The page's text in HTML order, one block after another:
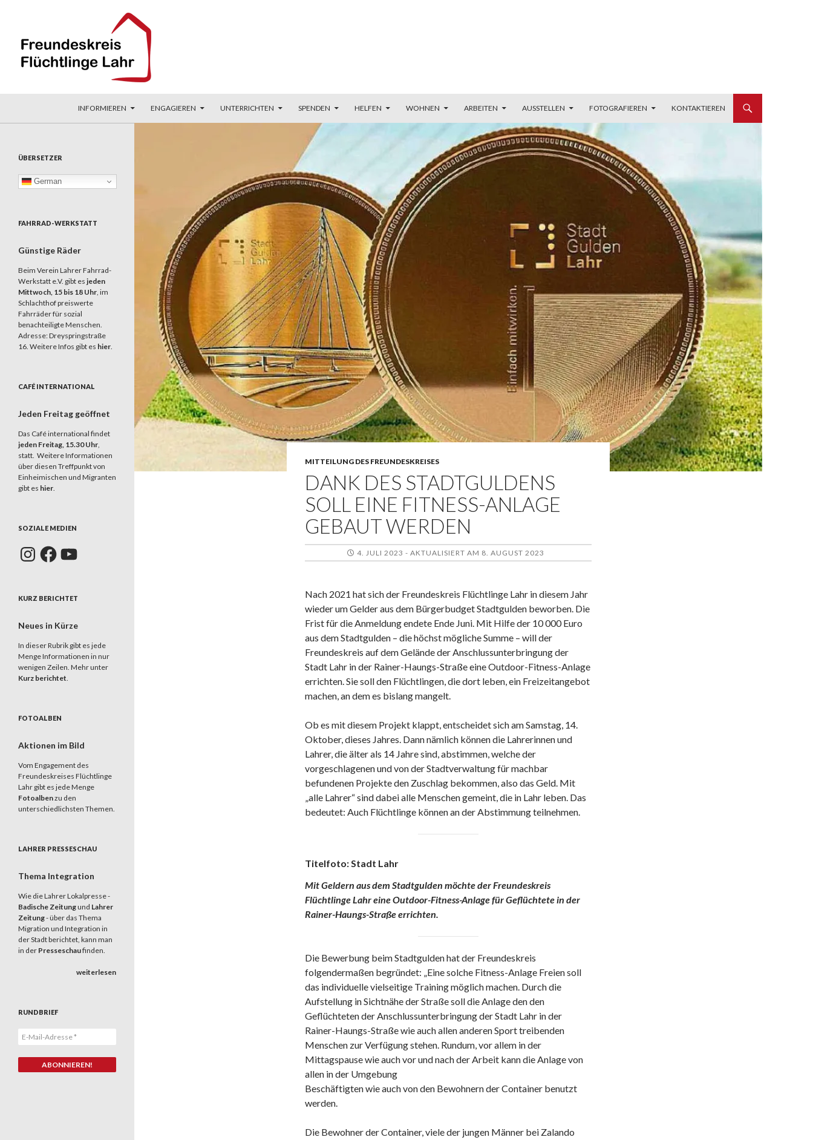
Freundeskreis Flüchtlinge Lahr
INFORMIEREN ENGAGIEREN UNTERRICHTEN SPENDEN HELFEN WOHNEN ARBEITEN AUSSTELLEN FOTOGRAFIEREN KONTAKTIEREN
MITTEILUNG DES FREUNDESKREISES
DANK DES STADTGULDENS
SOLL EINE FITNESS-ANLAGE
GEBAUT WERDEN
4. JULI 2023 - AKTUALISIERT AM 8. AUGUST 2023
Nach 2021 hat sich der Freundeskreis Flüchtlinge Lahr in diesem Jahr
wieder um Gelder aus dem Bürgerbudget Stadtgulden beworben. Die
Frist für die Anmeldung endete Ende Juni. Mit Hilfe der 10 000 Euro
aus dem Stadtgulden – die höchst mögliche Summe – will der
Freundeskreis auf dem Gelände der Anschlussunterbringung der
Stadt Lahr in der Rainer-Haungs-Straße eine Outdoor-Fitness-Anlage
errichten. Sie soll den Flüchtlingen, die dort leben, ein Freizeitangebot
machen, an dem es bislang mangelt.
Ob es mit diesem Projekt klappt, entscheidet sich am Samstag, 14.
Oktober, dieses Jahres. Dann nämlich können die Lahrerinnen und
Lahrer, die älter als 14 Jahre sind, abstimmen, welche der
vorgeschlagenen und von der Stadtverwaltung für machbar
befundenen Projekte den Zuschlag bekommen, also das Geld. Mit
„alle Lahrer“ sind dabei alle Menschen gemeint, die in Lahr leben. Das
bedeutet: Auch Flüchtlinge können an der Abstimmung teilnehmen.
Titelfoto: Stadt Lahr
Mit Geldern aus dem Stadtgulden möchte der Freundeskreis
Flüchtlinge Lahr eine Outdoor-Fitness-Anlage für Geflüchtete in der
Rainer-Haungs-Straße errichten.
Die Bewerbung beim Stadtgulden hat der Freundeskreis
folgendermaßen begründet: „Eine solche Fitness-Anlage Freien soll
das individuelle vielseitige Training möglich machen. Durch die
Aufstellung in Sichtnähe der Straße soll die Anlage den den
Geflüchteten der Anschlussunterbringung der Stadt Lahr in der
Rainer-Haungs-Straße wie auch allen anderen Sport treibenden
Menschen zur Verfügung stehen. Rundum, vor allem in der
Mittagspause wie auch vor und nach der Arbeit kann die Anlage von
allen in der Umgebung
Beschäftigten wie auch von den Bewohnern der Container benutzt
werden.
Die Bewohner der Container, viele der jungen Männer bei Zalando
ÜBERSETZER
German
FAHRRAD-WERKSTATT
Günstige Räder
Beim Verein Lahrer Fahrrad-
Werkstatt e.V. gibt es jeden
Mittwoch, 15 bis 18 Uhr, im
Schlachthof preiswerte
Fahrräder für sozial
benachteiligte Menschen.
Adresse: Dreyspringstraße
16. Weitere Infos gibt es hier.
CAFÉ INTERNATIONAL
Jeden Freitag geöffnet
Das Café international findet
jeden Freitag, 15.30 Uhr,
statt. Weitere Informationen
über diesen Treffpunkt von
Einheimischen und Migranten
gibt es hier.
SOZIALE MEDIEN
InstagramFacebookYouTube
KURZ BERICHTET
Neues in Kürze
In dieser Rubrik gibt es jede
Menge Informationen in nur
wenigen Zeilen. Mehr unter
Kurz berichtet.
FOTOALBEN
Aktionen im Bild
Vom Engagement des
Freundeskreises Flüchtlinge
Lahr gibt es jede Menge
Fotoalbenzu den
unterschiedlichsten Themen.
LAHRER PRESSESCHAU
Thema Integration
Wie die Lahrer Lokalpresse -
Badische Zeitungund Lahrer
Zeitung- über das Thema
Migration und Integration in
der Stadt berichtet, kann man
in der Presseschaufinden.
weiterlesen
RUNDBRIEF